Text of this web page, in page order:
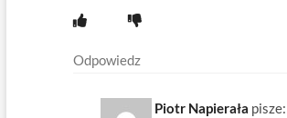
Odpowiedz
Piotr Napierała pisze: